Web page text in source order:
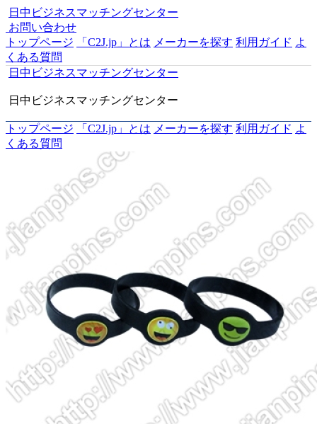
日中ビジネスマッチングセンター
お問い合わせ
トップページ
「C2J.jp」とは メーカーを探す 利用ガイド よ
くある質問
日中ビジネスマッチングセンター
日中ビジネスマッチングセンター
トップページ 「C2J.jp」とは メーカーを探す 利用ガイド よ
くある質問